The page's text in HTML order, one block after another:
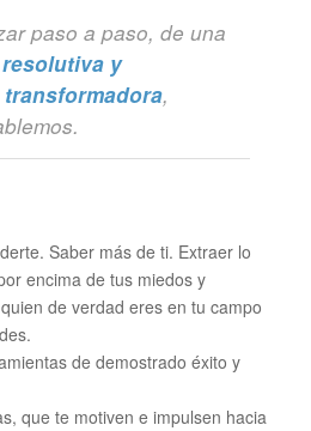
paso a paso, de una
y
,
Saber más de ti. Extraer lo
encima de tus miedos y
de verdad eres en tu campo
de demostrado éxito y
que te motiven e impulsen hacia